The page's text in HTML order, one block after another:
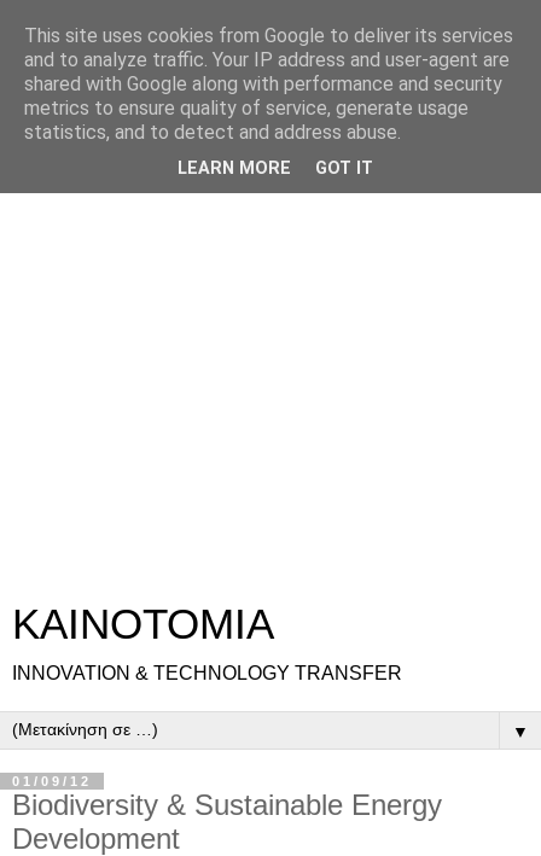
ΚΑΙΝΟΤΟΜΙΑ
INNOVATION & TECHNOLOGY TRANSFER
▼
01/09/12
Biodiversity & Sustainable Energy
Development
This site uses cookies from Google to deliver its services
and to analyze traffic. Your IP address and user-agent are
shared with Google along with performance and security
metrics to ensure quality of service, generate usage
statistics, and to detect and address abuse.
LEARN MORE GOT IT